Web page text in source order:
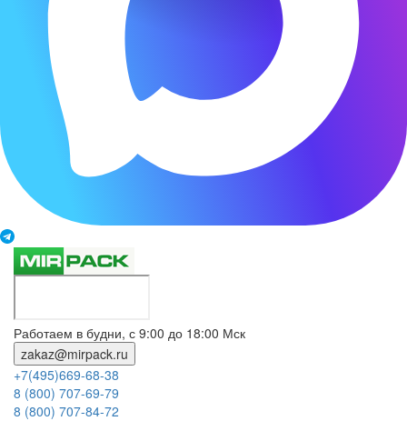
Работаем в будни, с 9:00 до 18:00 Мск
zakaz@mirpack.ru
+7(495)669-68-38
8 (800) 707-69-79
8 (800) 707-84-72